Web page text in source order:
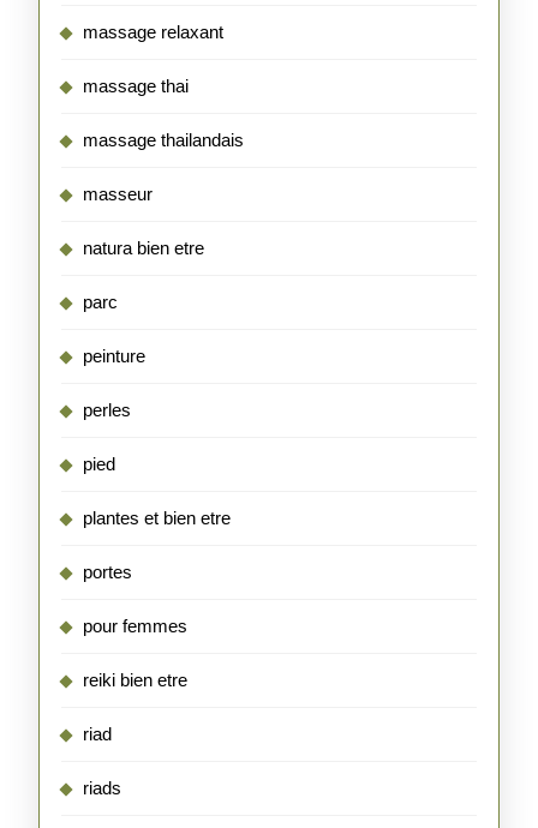
massage relaxant
massage thai
massage thailandais
masseur
natura bien etre
parc
peinture
perles
pied
plantes et bien etre
portes
pour femmes
reiki bien etre
riad
riads